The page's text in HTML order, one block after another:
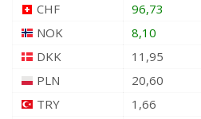
CHF
96,73
NOK
8,10
DKK
11,95
PLN
20,60
TRY
1,66